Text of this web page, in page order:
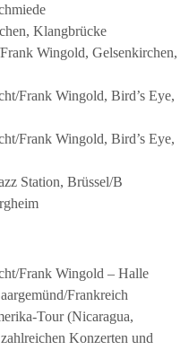
Klangbrücke
Wingold, Gelsenkirchen,
Frank Wingold, Bird’s Eye,
Frank Wingold, Bird’s Eye,
Station, Brüssel/B
Frank Wingold – Halle
Frankreich
Tour (Nicaragua,
Konzerten und